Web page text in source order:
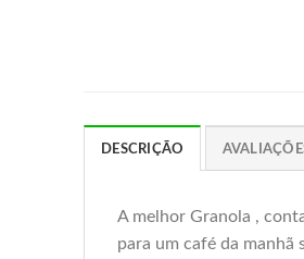
DESCRIÇÃO
A melhor Granola ,
para um café da manhã